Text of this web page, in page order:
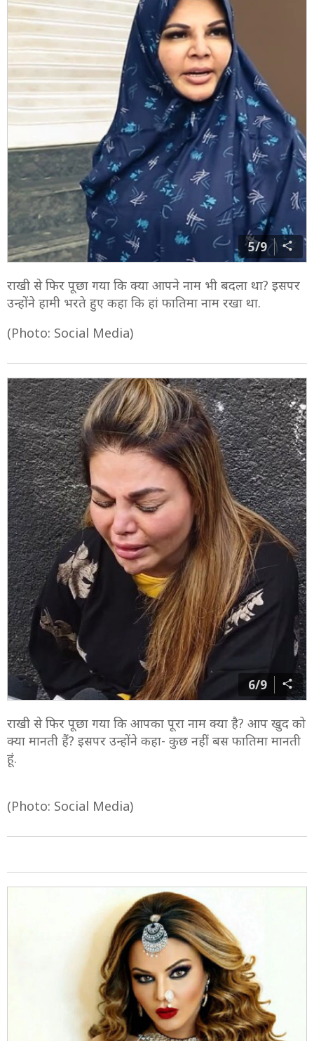
5/9
राखी से फिर पूछा गया कि क्या आपने नाम भी बदला था? इसपर
उन्होंने हामी भरते हुए कहा कि हां फातिमा नाम रखा था.
(Photo: Social Media)
6/9
राखी से फिर पूछा गया कि आपका पूरा नाम क्या है? आप खुद को
क्या मानती हैं? इसपर उन्होंने कहा- कुछ नहीं बस फातिमा मानती
हूं.
(Photo: Social Media)